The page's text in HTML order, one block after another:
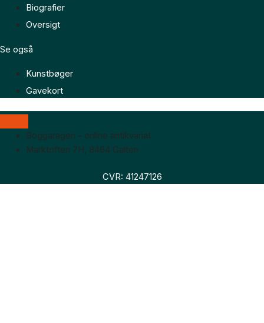
Biografier
Oversigt
Se også
Kunstbøger
Gavekort
Boggaragen – online antikvariat
Marktoften 7H, 8464 Galten
CVR: 41247126